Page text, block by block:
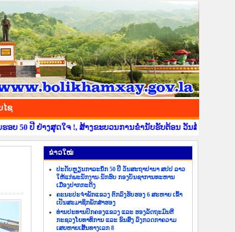
ໄຊ
ໃຈ !, ສ້າງຂະບວນການຂໍ່ານັບຮັບຕ້ອນ ວັນສ້າງຕັ້ງແຂວງບໍລິຄຳໄຊ ຄົບຮ
​ຂ່າວ​ໃໝ່
ປະດັບຫຼຽນກາລະນຶກ 50 ປີ ວັນສະຖາປານາ ສປປ ລາວ
ໃຫ້ແກ່ພະນັກງານ-ນັກຮົບ ກອງບັນຊາການທະຫານ
ເມືອງປາກກະດິງ
ຄະນະປະຈຳພັກແຂວງ ຕົກລົງຮັບຮອງ 6 ສະຫາຍ ເຂົ້າ
ເປັນສະມາຊິກພັກສຳຮອງ
ທ່ານປະທານປົກຄອງແຂວງ ແລະ ຮອງລັດຖະມົນຕີ
ກະຊວງໂຍທາທິການ ແລະ ຂົນສົ່ງ ລົງກວດກາຄວາມ
ເສຍຫາຍເສັ້ນທາງເລກ 8